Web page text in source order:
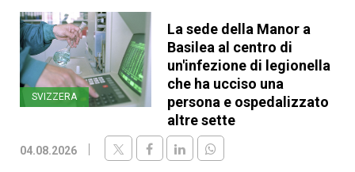
SVIZZERA
La sede della Manor a
Basilea al centro di
un'infezione di legionella
che ha ucciso una
persona e ospedalizzato
altre sette
04.08.2026